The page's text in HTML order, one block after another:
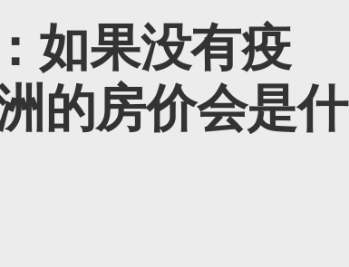
如果没有疫
的房价会是什